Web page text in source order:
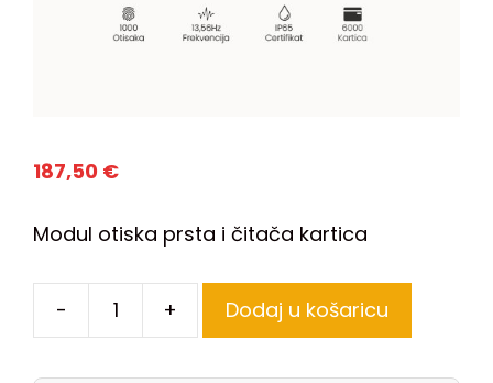
187,50 €
Modul otiska prsta i čitača kartica
- + Dodaj u košaricu